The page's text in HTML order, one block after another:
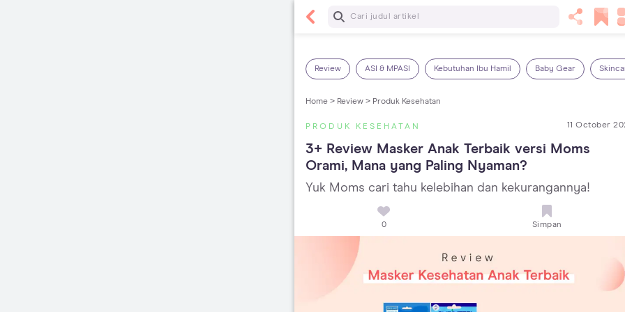
Baca Selanjutnya
Review ASI & MPASI Kebutuhan Ibu Hamil Baby Gear
Home > Review > Produk Kesehatan
PRODUK KESEHATAN 11 October
3+ Review Masker Anak Terbaik versi Moms
Orami, Mana yang Paling Nyaman?
Yuk Moms cari tahu kelebihan dan kekurangannya!
0 Simpan